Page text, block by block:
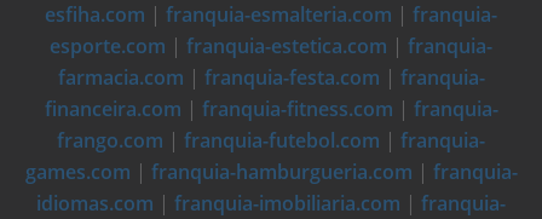
esfiha.com | franquia-esmalteria.com | franquia-
esporte.com | franquia-estetica.com | franquia-
farmacia.com | franquia-festa.com | franquia-
financeira.com | franquia-fitness.com | franquia-
frango.com | franquia-futebol.com | franquia-
games.com | franquia-hamburgueria.com | franquia-
idiomas.com | franquia-imobiliaria.com | franquia-